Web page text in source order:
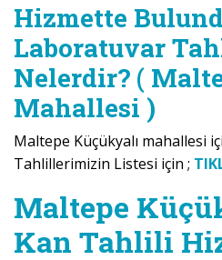
Hizmette
Laboratuvar
Nelerdir? (
Mahallesi )
Maltepe Küçükyalı mahallesi
Tahlillerimizin Listesi için ;
Maltepe
Kan Tahlili